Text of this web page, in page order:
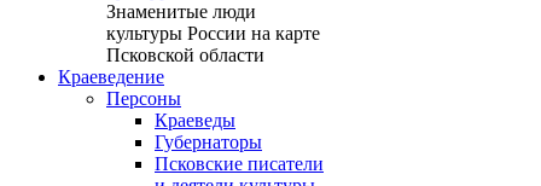
Знаменитые люди
культуры России на карте
Псковской области
Краеведение
Персоны
Краеведы
Губернаторы
Псковские писатели